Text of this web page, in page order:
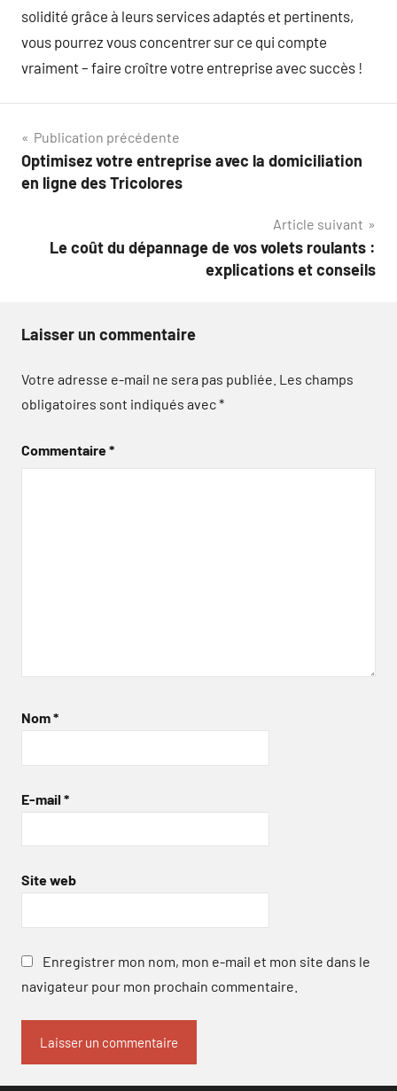
solidité grâce à leurs services adaptés et pertinents,
vous pourrez vous concentrer sur ce qui compte
vraiment – faire croître votre entreprise avec succès !
Navigation
de
Publication précédente
Optimisez votre entreprise avec la domiciliation
en ligne des Tricolores
Article suivant
Le coût du dépannage de vos volets roulants :
explications et conseils
Laisser un commentaire
Votre adresse e-mail ne sera pas publiée. Les champs
obligatoires sont indiqués avec*
Commentaire*
Nom*
E-mail *
Site web
Enregistrer mon nom, mon e-mail et mon site dans le
navigateur pour mon prochain commentaire.